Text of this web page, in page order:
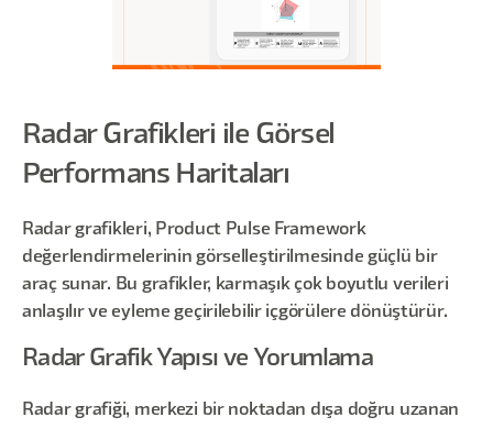
Radar Grafikleri ile Görsel
Performans Haritaları
Radar grafikleri, Product Pulse Framework
değerlendirmelerinin görselleştirilmesinde güçlü bir
araç sunar. Bu grafikler, karmaşık çok boyutlu verileri
anlaşılır ve eyleme geçirilebilir içgörülere dönüştürür.
Radar Grafik Yapısı ve Yorumlama
Radar grafiği, merkezi bir noktadan dışa doğru uzanan